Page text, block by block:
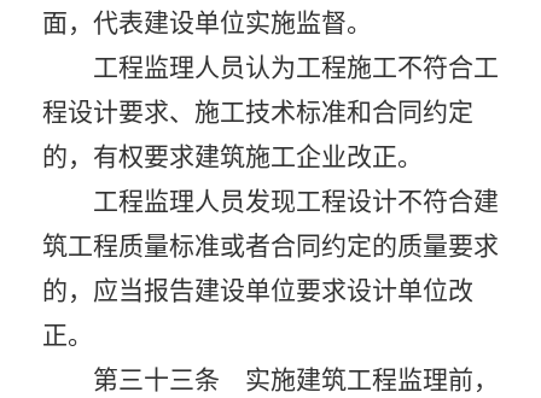
面，代表建设单位实施监督。
工程监理人员认为工程施工不符合工
程设计要求、施工技术标准和合同约定
的，有权要求建筑施工企业改正。
工程监理人员发现工程设计不符合建
筑工程质量标准或者合同约定的质量要求
的，应当报告建设单位要求设计单位改
正。
第三十三条 实施建筑工程监理前，